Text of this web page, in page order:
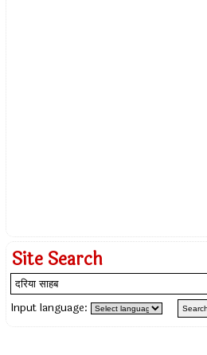
Site Search
Input language: